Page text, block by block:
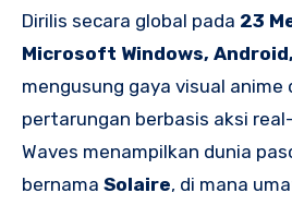
Dirilis secara global pada 23
Microsoft Windows,
mengusung gaya visual anime
pertarungan berbasis aksi
Waves menampilkan dunia
bernama Solaire, di mana